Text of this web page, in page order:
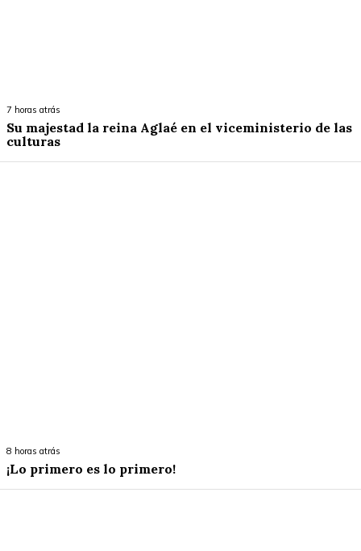
7 horas atrás
Su majestad la reina Aglaé en el viceministerio de las
culturas
8 horas atrás
¡Lo primero es lo primero!